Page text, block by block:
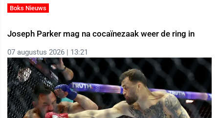
Boks Nieuws
Joseph Parker mag na cocaïnezaak weer de ring in
07 augustus 2026 | 13:21